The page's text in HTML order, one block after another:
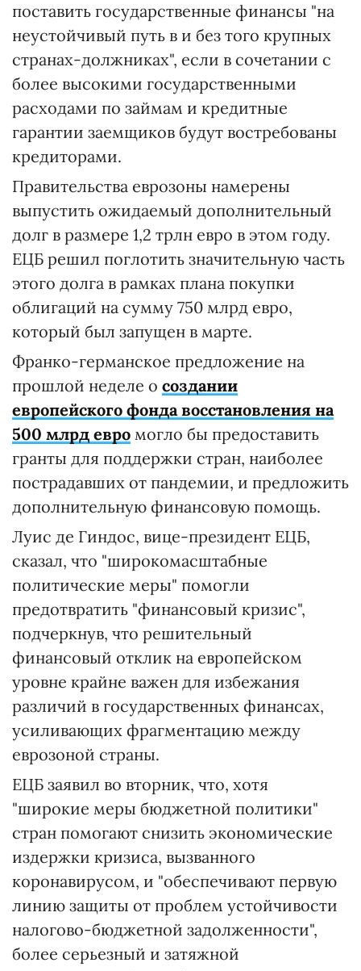
поставить государственные финансы "на
неустойчивый путь в и без того крупных
странах-должниках", если в сочетании с
более высокими государственными
расходами по займам и кредитные
гарантии заемщиков будут востребованы
кредиторами.
Правительства еврозоны намерены
выпустить ожидаемый дополнительный
долг в размере 1,2 трлн евро в этом году.
ЕЦБ решил поглотить значительную часть
этого долга в рамках плана покупки
облигаций на сумму 750 млрд евро,
который был запущен в марте.
Франко-германское предложение на
прошлой неделе о создании
европейского фонда восстановления на
500 млрд евро могло бы предоставить
гранты для поддержки стран, наиболее
пострадавших от пандемии, и предложить
дополнительную финансовую помощь.
Луис де Гиндос, вице-президент ЕЦБ,
сказал, что "широкомасштабные
политические меры" помогли
предотвратить "финансовый кризис",
подчеркнув, что решительный
финансовый отклик на европейском
уровне крайне важен для избежания
различий в государственных финансах,
усиливающих фрагментацию между
еврозоной страны.
ЕЦБ заявил во вторник, что, хотя
"широкие меры бюджетной политики"
стран помогают снизить экономические
издержки кризиса, вызванного
коронавирусом, и "обеспечивают первую
линию защиты от проблем устойчивости
налогово-бюджетной задолженности",
более серьезный и затяжной